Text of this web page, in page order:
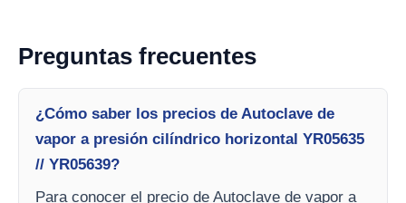
Preguntas frecuentes
¿Cómo saber los precios de Autoclave de
vapor a presión cilíndrico horizontal YR05635
// YR05639?
Para conocer el precio de Autoclave de vapor a